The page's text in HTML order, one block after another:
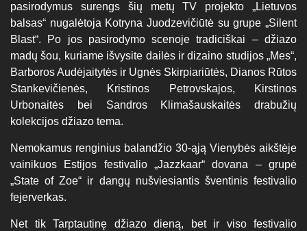
pasirodymus surengs šių metų TV projekto „Lietuvos
balsas“ nugalėtoja Kotryna Juodzevičiūtė su grupe „Silent
Blast“. Po jos pasirodymo scenoje tradiciškai – džiazo
madų šou, kuriame išvysite dailės ir dizaino studijos „Mes“,
Barboros Audėjaitytės ir Ugnės Skirpiariūtės, Dianos Rūtos
Stankevičienės, Kristinos Petrovskajos, Kirstinos
Urbonaitės bei Sandros Klimašauskaitės drabužių
kolekcijos džiazo tema.
Nemokamus renginius balandžio 30-ąją Vienybės aikštėje
vainikuos Estijos festivalio „Jazzkaar“ dovana – grupė
„State of Zoe“ ir dangų nušviesiantis šventinis festivalio
fejerverkas.
Net tik Tarptautinę džiazo dieną, bet ir viso festivalio